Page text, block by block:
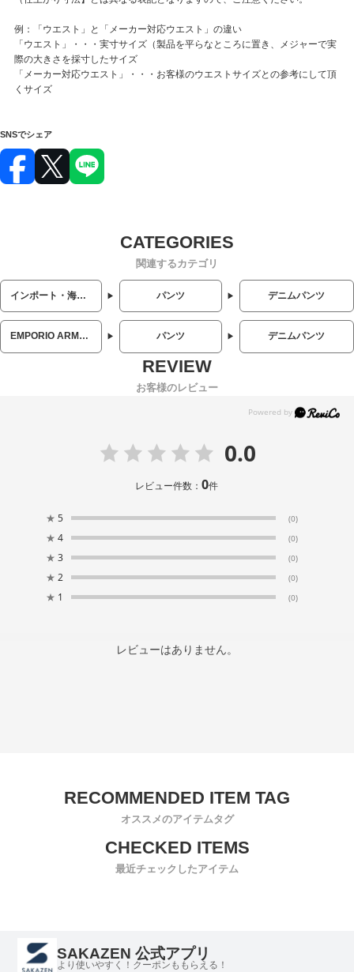
例：「ウエスト」と「メーカー対応ウエスト」の違い
「ウエスト」・・・実寸サイズ（製品を平らなところに置き、メジャーで実
際の大きさを採寸したサイズ
「メーカー対応ウエスト」・・・お客様のウエストサイズとの参考にして頂
くサイズ
SNSでシェア
関連するカテゴリ
インポート・海外人気ブランド パンツ デニムパンツ
EMPORIO ARMANI (エンポリオアルマーニ) パンツ デニムパンツ
お客様のレビュー
0.0
レビュー件数：0件
★ 5 (0)
★ 4 (0)
★ 3 (0)
★ 2 (0)
★ 1 (0)
レビューはありません。
オススメのアイテムタグ
最近チェックしたアイテム
SAKAZEN 公式アプリ
より使いやすく！クーポンももらえる！